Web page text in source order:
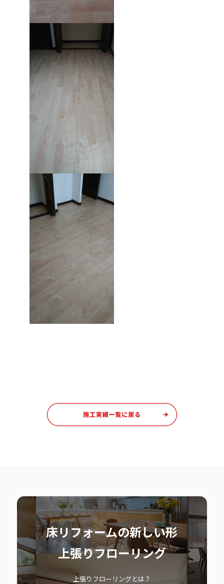
床リフォームの新しい形
上張りフローリング
上張りフローリングとは？